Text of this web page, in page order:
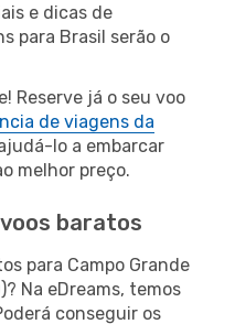
e dicas de
para Brasil serão o
Reserve já o seu voo
de viagens da
lo a embarcar
melhor preço.
baratos
para Campo Grande
Na eDreams, temos
conseguir os